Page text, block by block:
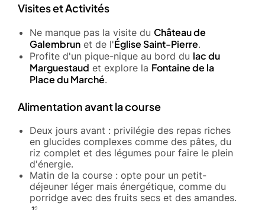
Visites et Activités
Ne manque pas la visite du Château de
Galembrun et de l'Église Saint-Pierre.
Profite d'un pique-nique au bord du lac du
Marguestaud et explore la Fontaine de la
Place du Marché.
Alimentation avant la course
Deux jours avant : privilégie des repas riches
en glucides complexes comme des pâtes, du
riz complet et des légumes pour faire le plein
d'énergie.
Matin de la course : opte pour un petit-
déjeuner léger mais énergétique, comme du
porridge avec des fruits secs et des amandes.